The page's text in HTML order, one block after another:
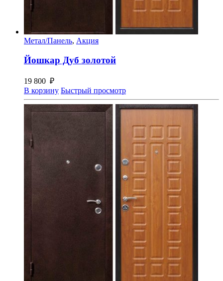
Метал/Панель, Акция
Йошкар Дуб золотой
19 800 ₽
В корзину Быстрый просмотр